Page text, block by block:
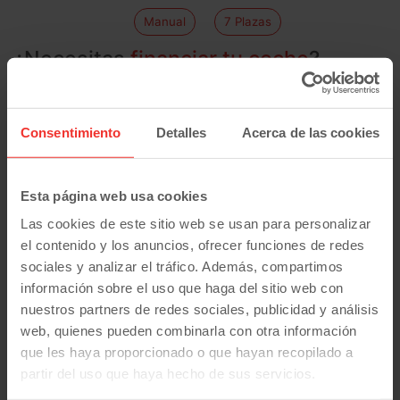
Consentimiento Detalles Acerca de las cookies
Esta página web usa cookies
Las cookies de este sitio web se usan para personalizar
el contenido y los anuncios, ofrecer funciones de redes
sociales y analizar el tráfico. Además, compartimos
información sobre el uso que haga del sitio web con
nuestros partners de redes sociales, publicidad y análisis
web, quienes pueden combinarla con otra información
que les haya proporcionado o que hayan recopilado a
partir del uso que haya hecho de sus servicios.
Manual 7 Plazas
¿Necesitasfinanciar tu coche?
En Carmotive nos ofrecemos a financiar tu coche en el
caso de que lo necesites. Que pagar tu vehículo no
suponga un problema, ya podrás financiar hasta el
100% del importe de tu nuevo coche. Además
con DNI y nómina.
¿Buscas coches de segunda mano
baratos?
Encontrarás loscoches más baratosaquí.
Coches usados por marca y modelo